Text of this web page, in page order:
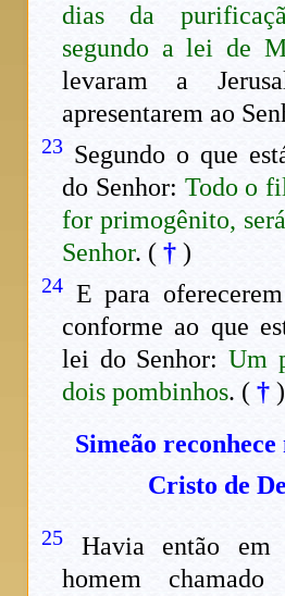
dias da
segundo a lei de
levaram a
apresentarem ao
23 Segundo o que
do Senhor: Todo o
for primogênito,
Senhor. ( †)
24 E para
conforme ao que
lei do Senhor:Um
dois pombinhos. ( †)
Simeão
Cristo de
25 Havia então em
homem chamado